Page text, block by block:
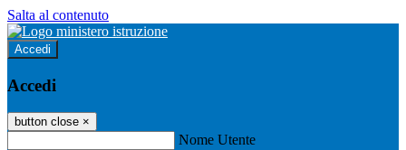
Salta al contenuto
Accedi
Accedi
button close ×
Nome Utente